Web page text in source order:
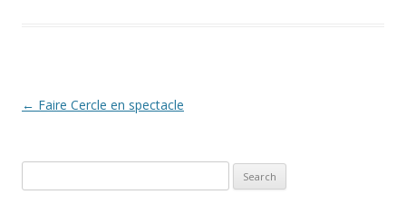
Post navigation
← Faire Cercle en spectacle
for: